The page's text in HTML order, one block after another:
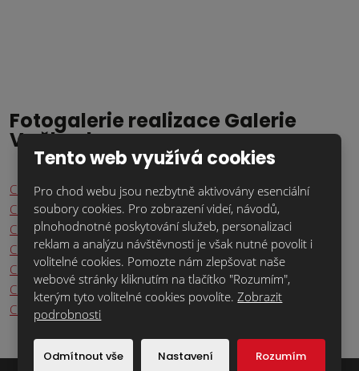
Fotogalerie realizace Galerie
Vaňkovka
Cihlová fasáda Galerie Vaňkovka – stav po 20 letech
Cihlová fasáda Galerie Vaňkovka v roce 2005
Cihlová fasáda Galerie Vaňkovka v roce 2005
Cihlová fasáda Galerie Vaňkovka v roce 2005
Cihlová fasáda Galerie Vaňkovka v roce 2005
Cihlová fasáda Galerie Vaňkovka – stav po 20 letech
Cihlová fasáda Galerie Vaňkovka v roce 2005
Tento web využívá cookies
Pro chod webu jsou nezbytně aktivovány esenciální
soubory cookies. Pro zobrazení videí, návodů,
plnohodnotné poskytování služeb, personalizaci
reklam a analýzu návštěvnosti je však nutné povolit i
volitelné cookies. Pomozte nám zlepšovat naše
webové stránky kliknutím na tlačítko "Rozumím",
kterým tyto volitelné cookies povolíte. Zobrazit
podrobnosti
Odmítnout vše Nastavení Rozumím